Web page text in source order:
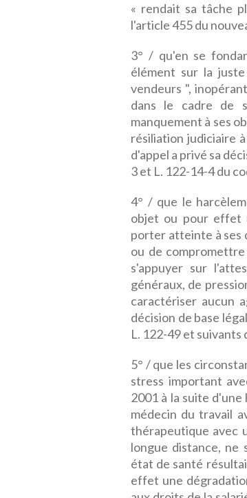
« rendait sa tâche
l'article 455 du
3° / qu'en se
élément sur la
vendeurs ",
dans le cadre de
manquement à ses
résiliation judiciaire
d'appel a privé sa
3 et L. 122-14-4 du
4° / que le
objet ou pour effet
porter atteinte à ses
ou de
s'appuyer sur
généraux, de
caractériser aucun
décision de base
L. 122-49 et suivants
5° / que les
stress important
2001 à la suite
médecin du travail
thérapeutique avec
longue distance, ne
état de santé
effet une